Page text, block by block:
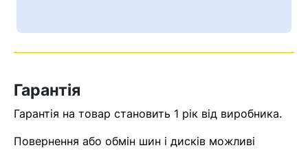
Помилка:
Оператор зв’яжеться з вами
найближчим часом
Гарантія
Гарантія на товар становить 1 рік від виробника.
Повернення або обмін шин і дисків можливі